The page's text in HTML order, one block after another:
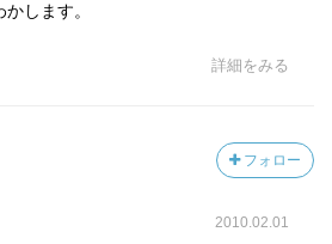
します。
詳細をみる
フォロー
2010.02.01